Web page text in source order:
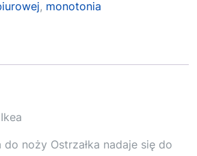
, monotonia
do noży Ostrzałka nadaje się do